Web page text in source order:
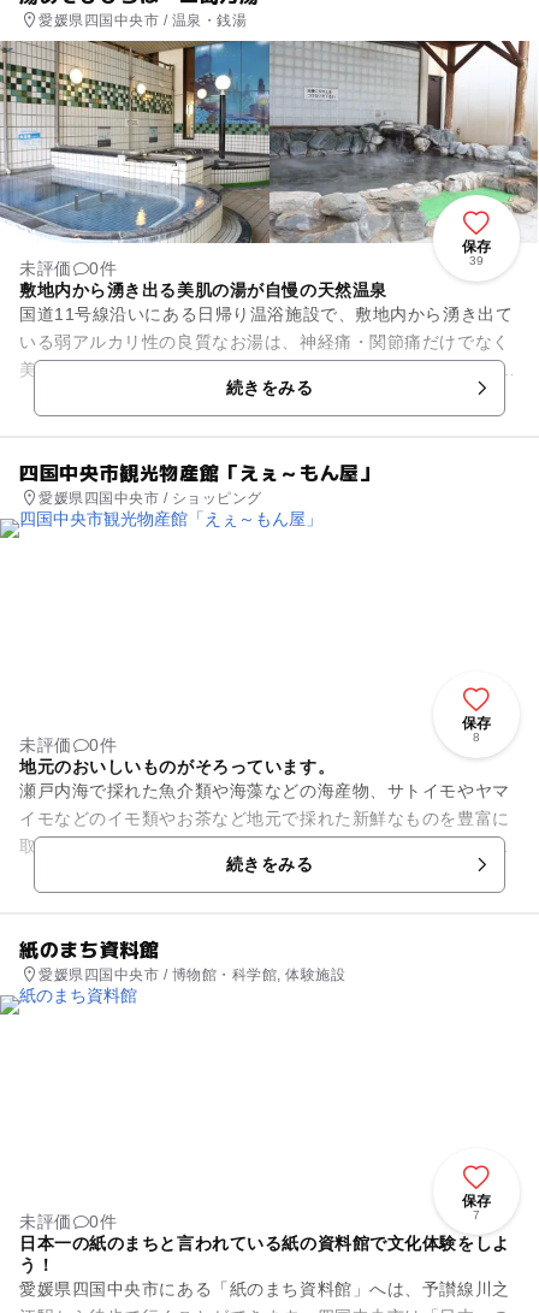
愛媛県四国中央市 / 温泉・銭湯
保存
39
未評価
0件
敷地内から湧き出る美肌の湯が自慢の天然温泉
国道11号線沿いにある日帰り温浴施設で、敷地内から湧き出て
いる弱アルカリ性の良質なお湯は、神経痛・関節痛だけでなく
美肌にも効果があると言われています。 最高のお湯を楽しむた
続きをみる
四国中央市観光物産館「えぇ～もん屋」
愛媛県四国中央市 / ショッピング
保存
8
未評価
0件
地元のおいしいものがそろっています。
瀬戸内海で採れた魚介類や海藻などの海産物、サトイモやヤマ
イモなどのイモ類やお茶など地元で採れた新鮮なものを豊富に
取り扱っている「えぇ～もん屋」。「えぇ～もん」とは「良い
もの」という意味の方言で、...続きをみる
紙のまち資料館
愛媛県四国中央市 / 博物館・科学館, 体験施設
保存
7
未評価
0件
日本一の紙のまちと言われている紙の資料館で文化体験をしよ
う！
愛媛県四国中央市にある「紙のまち資料館」へは、予讃線川之